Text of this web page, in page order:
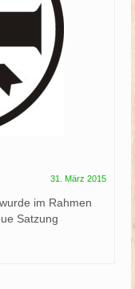
31. März 2015
im Rahmen
Satzung